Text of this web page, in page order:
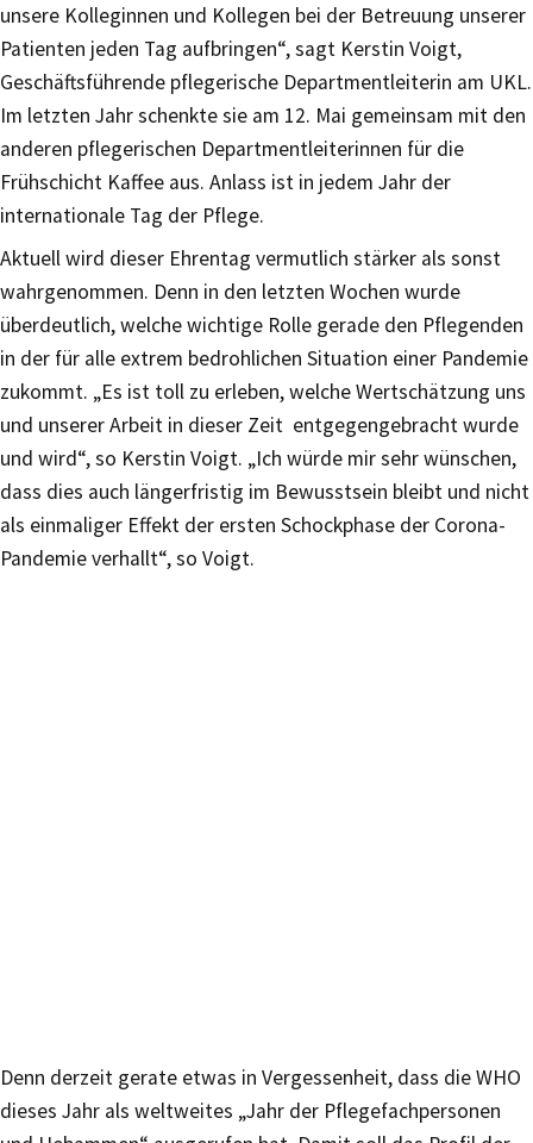
unsere Kolleginnen und Kollegen bei der Betreuung unserer
Patienten jeden Tag aufbringen“, sagt Kerstin Voigt,
Geschäftsführende pflegerische Departmentleiterin am UKL.
Im letzten Jahr schenkte sie am 12. Mai gemeinsam mit den
anderen pflegerischen Departmentleiterinnen für die
Frühschicht Kaffee aus. Anlass ist in jedem Jahr der
internationale Tag der Pflege.
Aktuell wird dieser Ehrentag vermutlich stärker als sonst
wahrgenommen. Denn in den letzten Wochen wurde
überdeutlich, welche wichtige Rolle gerade den Pflegenden
in der für alle extrem bedrohlichen Situation einer Pandemie
zukommt. „Es ist toll zu erleben, welche Wertschätzung uns
und unserer Arbeit in dieser Zeit entgegengebracht wurde
und wird“, so Kerstin Voigt. „Ich würde mir sehr wünschen,
dass dies auch längerfristig im Bewusstsein bleibt und nicht
als einmaliger Effekt der ersten Schockphase der Corona-
Pandemie verhallt“, so Voigt.
Denn derzeit gerate etwas in Vergessenheit, dass die WHO
dieses Jahr als weltweites „Jahr der Pflegefachpersonen